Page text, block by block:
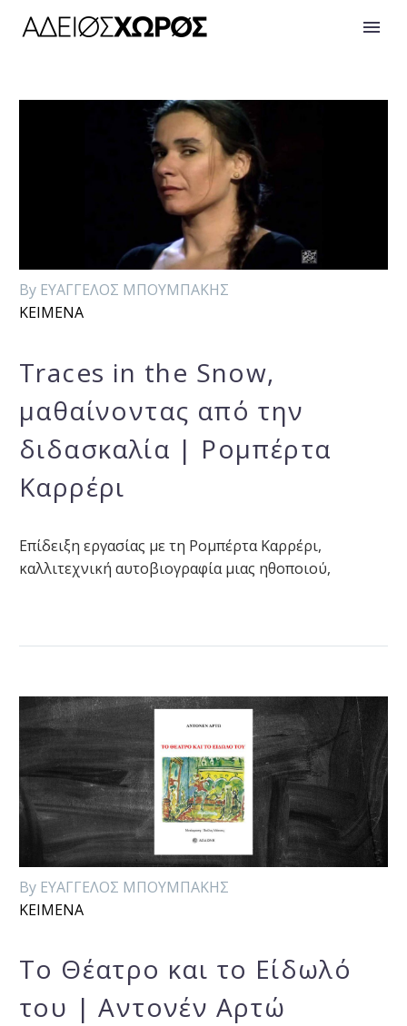
By ΕΥΑΓΓΕΛΟΣ ΜΠΟΥΜΠΑΚΗΣ
ΚΕΙΜΕΝΑ
Traces in the Snow,
μαθαίνοντας από την
διδασκαλία | Ρομπέρτα
Καρρέρι
Επίδειξη εργασίας με τη Ρομπέρτα Καρρέρι,
καλλιτεχνική αυτοβιογραφία μιας ηθοποιού,
By ΕΥΑΓΓΕΛΟΣ ΜΠΟΥΜΠΑΚΗΣ
ΚΕΙΜΕΝΑ
Το Θέατρο και το Είδωλό
του | Αντονέν Αρτώ